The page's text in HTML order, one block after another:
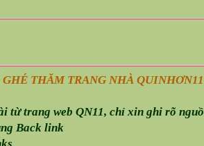
THĂM TRANG NHÀ QUINHƠN
từ trang web QN11, chỉ xin ghi rõ
Back link